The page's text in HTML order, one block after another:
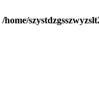
/home/